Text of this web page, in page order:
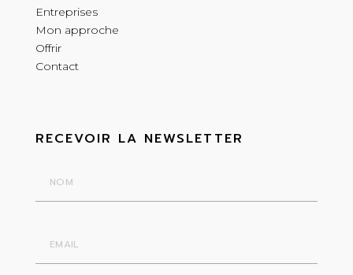
Entreprises
Mon approche
Offrir
Contact
RECEVOIR LA NEWSLETTER